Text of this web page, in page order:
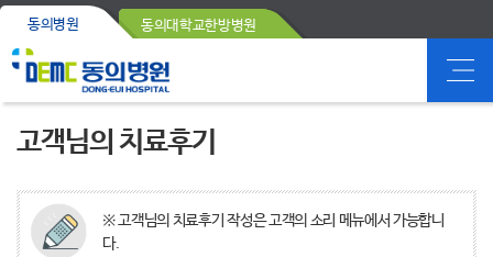
동의병원 동의대학교한방병원
고객님의 치료후기
※ 고객님의 치료후기 작성은 고객의 소리 메뉴에서 가능합니
다.